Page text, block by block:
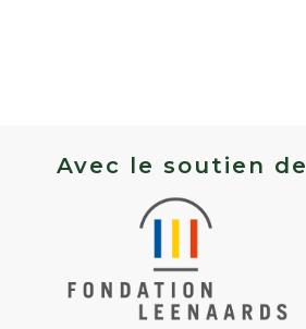
Avec le soutien de